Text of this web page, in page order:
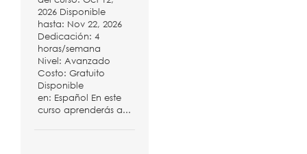
2026 Disponible
hasta: Nov 22, 2026
Dedicación: 4
horas/semana
Nivel: Avanzado
Costo: Gratuito
Disponible
en: Español En este
curso aprenderás a...